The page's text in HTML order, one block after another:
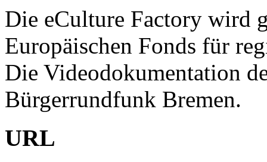
Die eCulture Factory wird
Europäischen Fonds für
Die Videodokumentation
Bürgerrundfunk Bremen.
URL